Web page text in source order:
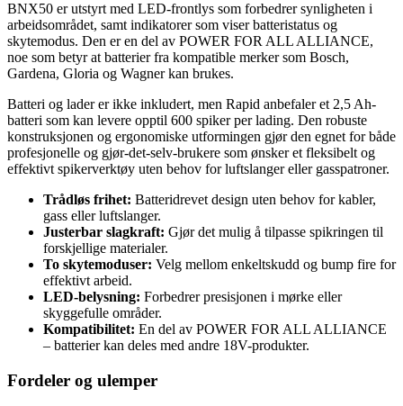
BNX50 er utstyrt med LED-frontlys som forbedrer synligheten i
arbeidsområdet, samt indikatorer som viser batteristatus og
skytemodus. Den er en del av POWER FOR ALL ALLIANCE,
noe som betyr at batterier fra kompatible merker som Bosch,
Gardena, Gloria og Wagner kan brukes.
Batteri og lader er ikke inkludert, men Rapid anbefaler et 2,5 Ah-
batteri som kan levere opptil 600 spiker per lading. Den robuste
konstruksjonen og ergonomiske utformingen gjør den egnet for både
profesjonelle og gjør-det-selv-brukere som ønsker et fleksibelt og
effektivt spikerverktøy uten behov for luftslanger eller gasspatroner.
Trådløs frihet: Batteridrevet design uten behov for kabler,
gass eller luftslanger.
Justerbar slagkraft: Gjør det mulig å tilpasse spikringen til
forskjellige materialer.
To skytemoduser: Velg mellom enkeltskudd og bump fire for
effektivt arbeid.
LED-belysning: Forbedrer presisjonen i mørke eller
skyggefulle områder.
Kompatibilitet: En del av POWER FOR ALL ALLIANCE
– batterier kan deles med andre 18V-produkter.
Fordeler og ulemper